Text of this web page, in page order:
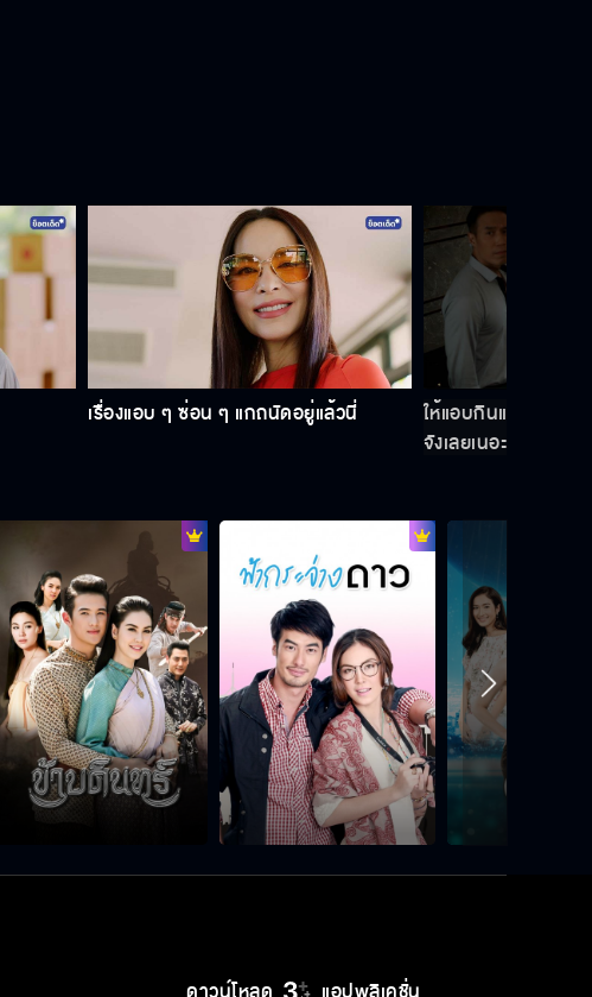
เขาไม่มีทางชอบเอมเพราะว่าเขามีแฟน
แล้ว
จีน่าจะต้องมีมุมที่คนอื่นไม่เคยเห็น
พี่อยากเลิกกับผมจริง ๆ เหรอ
ฉันเป็นคนที่เธอนอกใจ
หล่อนจะได้เข้าใจหัวอกคนที่โดนผัว
เรื่องแอบ ๆ ซ่อน ๆ แกถนัดอยู่แล้วนี่
ให้แอบกินแอบแซ่บกั
จังเลยเนอะ